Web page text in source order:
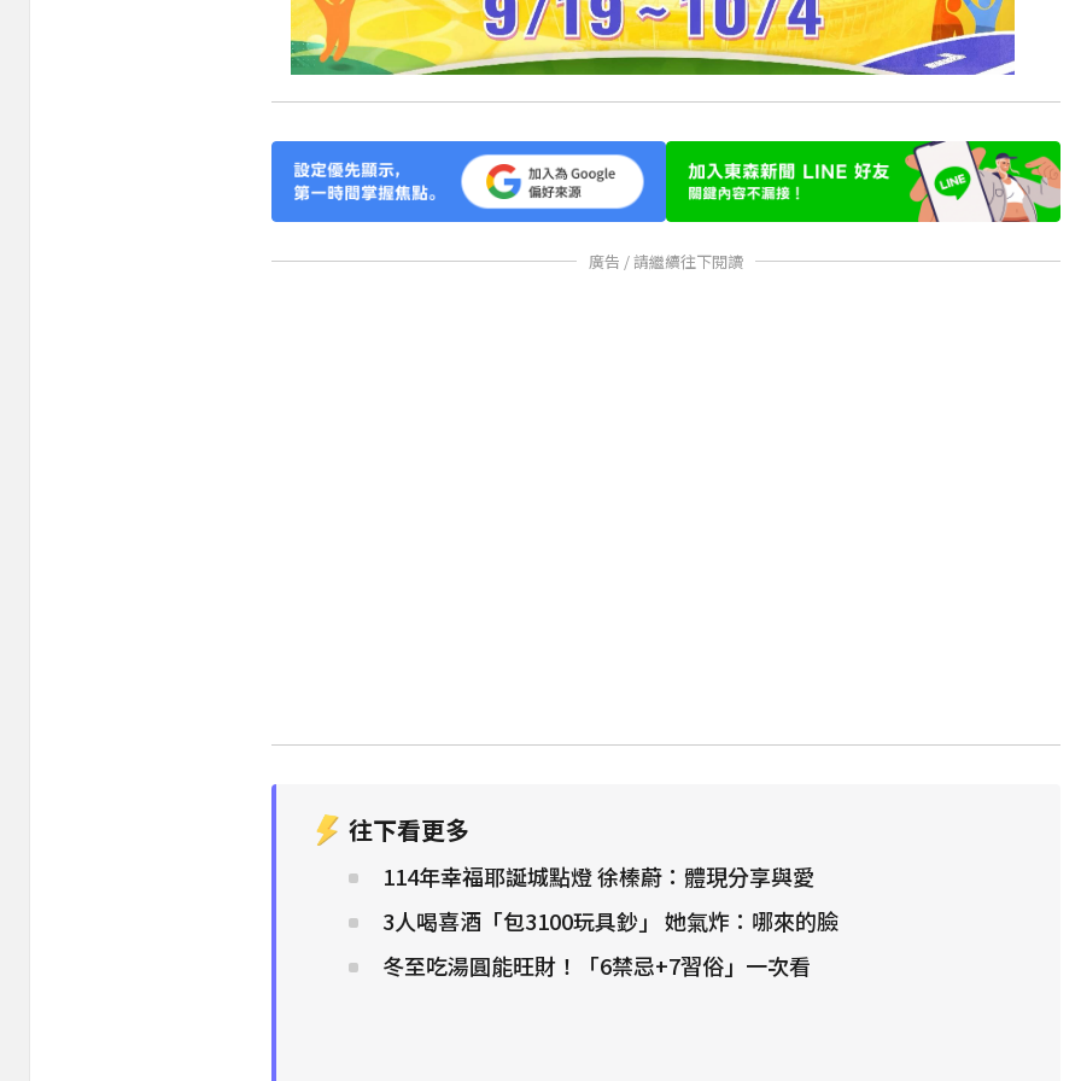
廣告 / 請繼續往下閱讀
往下看更多
114年幸福耶誕城點燈 徐榛蔚：體現分享與愛
3人喝喜酒「包3100玩具鈔」 她氣炸：哪來的臉
冬至吃湯圓能旺財！「6禁忌+7習俗」一次看